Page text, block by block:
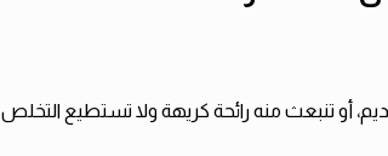
أو تنبعث منه رائحة كريهة ولا تستطيع التخلص